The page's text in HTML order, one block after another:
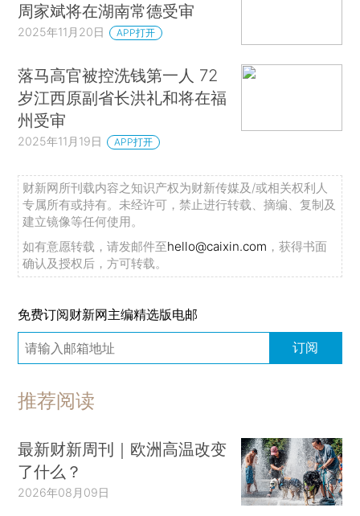
周家斌将在湖南常德受审
2025年11月20日 APP打开
落马高官被控洗钱第一人 72
岁江西原副省长洪礼和将在福
州受审
2025年11月19日 APP打开
财新网所刊载内容之知识产权为财新传媒及/或相关权利人
专属所有或持有。未经许可，禁止进行转载、摘编、复制及
建立镜像等任何使用。
如有意愿转载，请发邮件至hello@caixin.com ，获得书面
确认及授权后，方可转载。
免费订阅财新网主编精选版电邮
订阅
推荐阅读
最新财新周刊｜欧洲高温改变
了什么？
2026年08月09日